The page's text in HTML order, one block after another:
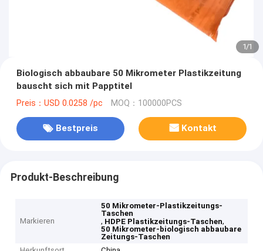
1/1
Biologisch abbaubare 50 Mikrometer Plastikzeitung
bauscht sich mit Papptitel
Preis：USD 0.0258 /pc MOQ：100000PCS
Bestpreis Kontakt
Produkt-Beschreibung
Markieren
50 Mikrometer-Plastikzeitungs-
Taschen
, HDPE Plastikzeitungs-Taschen,
50 Mikrometer-biologisch abbaubare
Zeitungs-Taschen